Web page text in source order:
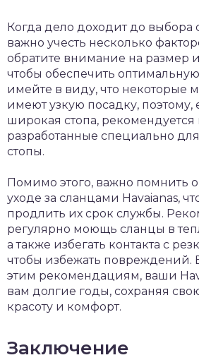
Когда дело доходит до выбора
важно учесть несколько
обратите внимание на
чтобы обеспечить
имейте в виду, что некоторые
имеют узкую посадку, поэтому,
широкая стопа,
разработанные специально
стопы.
Помимо этого, важно помнить
уходе за сланцами Havaianas,
продлить их срок службы.
регулярно моющь сланцы в
а также избегать контакта с
чтобы избежать повреждений.
этим рекомендациям, ваши
вам долгие годы, сохраняя
красоту и комфорт.
Заключение